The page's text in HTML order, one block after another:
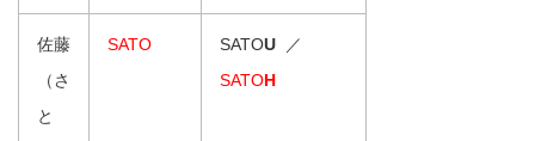
佐藤
（さ
と
SATO SATOU ／
SATOH